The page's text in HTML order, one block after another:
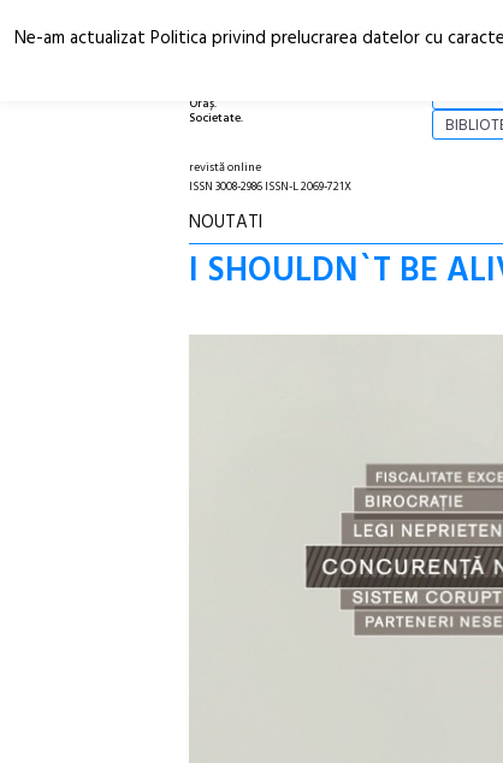
Oraș.
Societate.
revistă online
ISSN 3008-2986 ISSN-L 2069-721X
NOUTATI
I SHOULDN`T BE
Ne-am actualizat Politica privind prelucrarea datelor cu